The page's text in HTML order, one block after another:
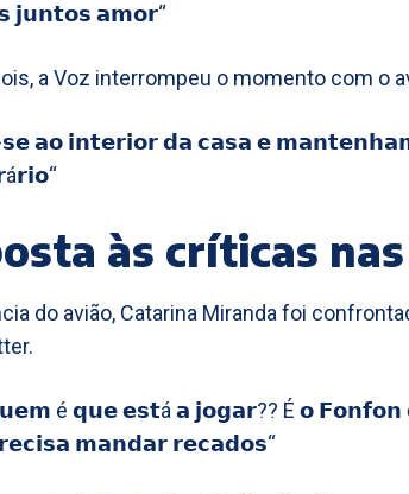
𝗷𝘂𝗻𝘁𝗼𝘀 𝗮𝗺𝗼𝗿“
a Voz interrompeu o momento com o
𝘀𝗲 𝗮𝗼 𝗶𝗻𝘁𝗲𝗿𝗶𝗼𝗿 𝗱𝗮 𝗰𝗮𝘀𝗮 𝗲
às críticas
do avião, Catarina Miranda foi
é 𝗾𝘂𝗲 𝗲𝘀𝘁á 𝗮 𝗷𝗼𝗴𝗮𝗿?? É 𝗼
𝗺𝗮𝗻𝗱𝗮𝗿 𝗿𝗲𝗰𝗮𝗱𝗼𝘀“